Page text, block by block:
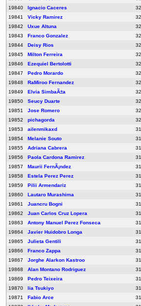
19840
Ignacio Caceres
32
19841
Vicky Ramirez
32
19842
Uxue Altuna
32
19843
Franco Gonzalez
32
19844
Deisy Rios
32
19845
Milton Ferreira
32
19846
Ezequiel Bertolotti
32
19847
Pedro Morardo
32
19848
RaMiroo Fernandez
32
19849
Elvia SimbaÃ±a
32
19850
Seucy Duarte
32
19851
Jose Romero
32
19852
pichagorda
32
19853
ailenmikaxd
31
19854
Melanie Souto
31
19855
Adriana Cabrera
31
19856
Paola Cardona Ramirez
31
19857
Maurii FernÃ¡ndez
31
19858
Estela Perez Perez
31
19859
Pilii Armendariz
31
19860
Lautaro Murashima
31
19861
Juancru Bogni
31
19862
Juan Carlos Cruz Lopera
31
19863
Antony Manuel Perez Fonseca
31
19864
Javier Huidobro Longa
31
19865
Julieta Gentili
31
19866
Franco Zappa
31
19867
Jorghe Alarkon Kastroo
31
19868
Alan Montano Rodriguez
31
19869
Pedro Teixeira
31
19870
lia Tsukiyo
31
19871
Fabio Arce
31